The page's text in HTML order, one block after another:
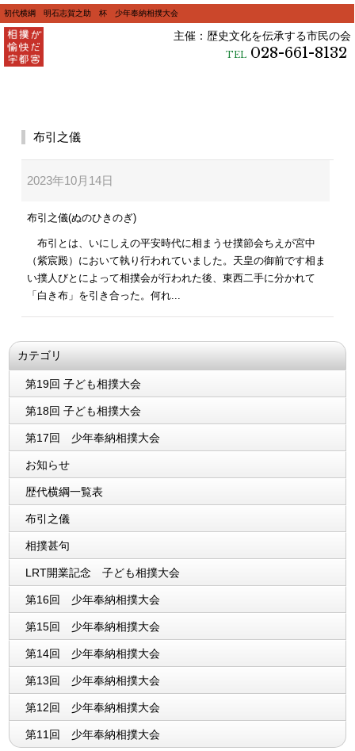
初代横綱 明石志賀之助 杯 少年奉納相撲大会
主催：歴史文化を伝承する市民の会
TEL 028-661-8132
布引之儀
2023年10月14日
布引之儀(ぬのひきのぎ)
布引とは、いにしえの平安時代に相まうせ撲節会ちえが宮中
（紫宸殿）において執り行われていました。天皇の御前です相ま
い撲人びとによって相撲会が行われた後、東西二手に分かれて
「白き布」を引き合った。何れ...
カテゴリ
第19回 子ども相撲大会
第18回 子ども相撲大会
第17回 少年奉納相撲大会
お知らせ
歴代横綱一覧表
布引之儀
相撲甚句
LRT開業記念 子ども相撲大会
第16回 少年奉納相撲大会
第15回 少年奉納相撲大会
第14回 少年奉納相撲大会
第13回 少年奉納相撲大会
第12回 少年奉納相撲大会
第11回 少年奉納相撲大会